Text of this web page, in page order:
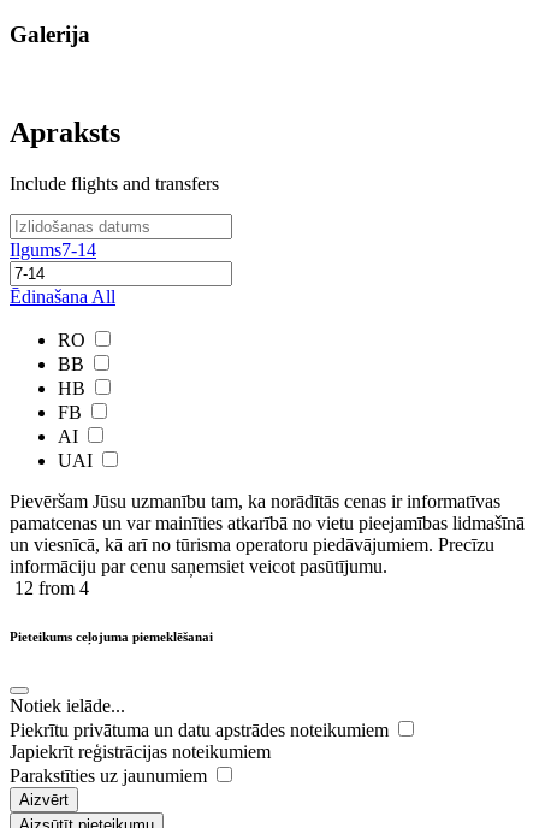
Galerija
Apraksts
Include flights and transfers
Ilgums7-14
Ēdinašana All
RO
BB
HB
FB
AI
UAI
Pievēršam Jūsu uzmanību tam, ka norādītās cenas ir ​informatīvas ​
pamatcenas un var mainīties atkarībā ​no ​vietu pieejamības lidmašīnā
un viesnīcā, kā arī no tūrisma operatoru piedāvājumiem. Precīzu
informāciju par cenu saņemsiet veicot pasūtījumu.
12 from 4
Pieteikums ceļojuma piemeklēšanai
Notiek ielāde...
Piekrītu privātuma un datu apstrādes noteikumiem
Japiekrīt reģistrācijas noteikumiem
Parakstīties uz jaunumiem
Aizvērt